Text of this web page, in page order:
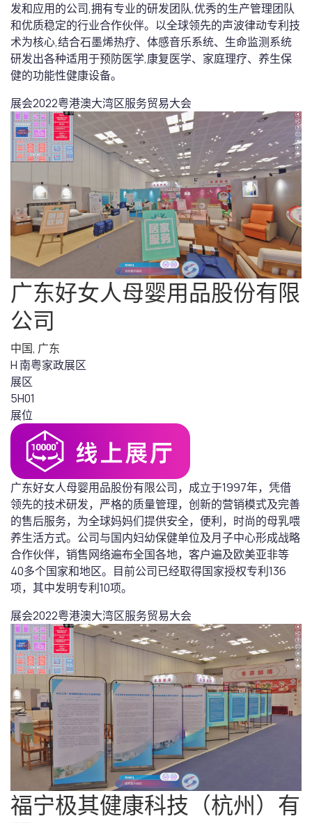
发和应用的公司,拥有专业的研发团队,优秀的生产管理团队
和优质稳定的行业合作伙伴。以全球领先的声波律动专利技
术为核心,结合石墨烯热疗、体感音乐系统、生命监测系统
研发出各种适用于预防医学,康复医学、家庭理疗、养生保
健的功能性健康设备。
展会2022粤港澳大湾区服务贸易大会
广东好女人母婴用品股份有限
公司
中国, 广东
H 南粤家政展区
展区
5H01
展位
广东好女人母婴用品股份有限公司，成立于1997年，凭借
领先的技术研发，严格的质量管理，创新的营销模式及完善
的售后服务，为全球妈妈们提供安全，便利，时尚的母乳喂
养生活方式。公司与国内妇幼保健单位及月子中心形成战略
合作伙伴，销售网络遍布全国各地，客户遍及欧美亚非等
40多个国家和地区。目前公司已经取得国家授权专利136
项，其中发明专利10项。
展会2022粤港澳大湾区服务贸易大会
福宁极其健康科技（杭州）有